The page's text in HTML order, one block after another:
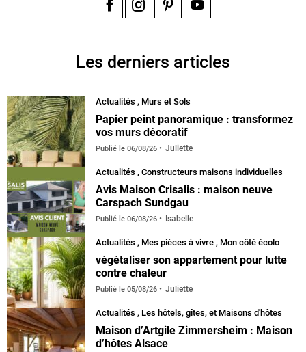
Les derniers articles
Actualités , Murs et Sols
Papier peint panoramique : transformez
vos murs décoratif
Publié le 06/08/26 Juliette
Actualités , Constructeurs maisons individuelles
Avis Maison Crisalis : maison neuve
Carspach Sundgau
Publié le 06/08/26 Isabelle
Actualités , Mes pièces à vivre , Mon côté écolo
végétaliser son appartement pour lutte
contre chaleur
Publié le 05/08/26 Juliette
Actualités , Les hôtels, gîtes, et Maisons d'hôtes
Maison d’Artgile Zimmersheim : Maison
d’hôtes Alsace